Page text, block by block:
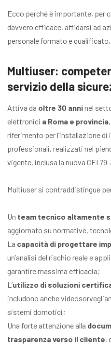
Ecco perché è importante, per
davvero efficace, affidarsi ad
personale formato e
Multiuser:
servizio della
Attiva da oltre 30 anninel
elettronici a Roma e provincia,
riferimento per l’installazione di
professionali, realizzati nel
vigente, inclusa la nuova CEI
Multiuser si contraddistingue
Un team tecnico altamente
aggiornato su normative,
La capacità di progettare
un’analisi del rischio reale e
garantire massima efficacia;
L’utilizzo di soluzioni
includono anche
sistemi domotici;
Una forte attenzione alla
trasparenza verso il cliente,